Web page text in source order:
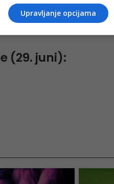
naslijeđa koje je
čovječanstva.
(29. juni):
Upravljanje opcijama